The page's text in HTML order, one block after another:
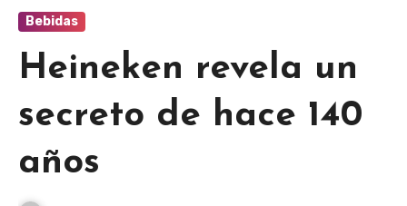
Bebidas
Heineken revela un
secreto de hace 140
años